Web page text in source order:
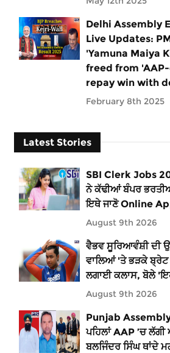
Delhi Assembly
Live Updates:
'Yamuna Maiya
freed from
repay win with
February 8th 2025
Latest Stories
SBI Clerk Jobs
ਨੇ ਕੱਢੀਆਂ ਬੰਪਰ
ਇਥੇ ਜਾਣੋ Online
August 9th 2026
ਵੈਭਵ ਸੂਰਿਆਵੰਸ਼ੀ ਦੀ
ਵਾਲਿਆਂ 'ਤੇ ਭੜਕੇ ਬ੍ਰੇਟ
ਲਗਾਈ ਕਲਾਸ, ਬੋਲੇ
August 9th 2026
Punjab
ਪਹਿਲਾਂ AAP ’ਚ
ਬਲਜਿੰਦਰ ਸਿੰਘ ਥਾਂਦੇ